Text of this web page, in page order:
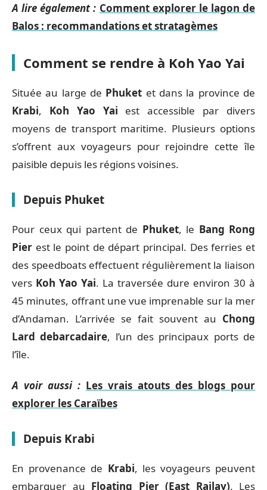
A lire également : Comment explorer le lagon de
Balos : recommandations et stratagèmes
Comment se rendre à Koh Yao Yai
Située au large de Phuket et dans la province de
Krabi, Koh Yao Yai est accessible par divers
moyens de transport maritime. Plusieurs options
s’offrent aux voyageurs pour rejoindre cette île
paisible depuis les régions voisines.
Depuis Phuket
Pour ceux qui partent de Phuket, le Bang Rong
Pier est le point de départ principal. Des ferries et
des speedboats effectuent régulièrement la liaison
vers Koh Yao Yai. La traversée dure environ 30 à
45 minutes, offrant une vue imprenable sur la mer
d’Andaman. L’arrivée se fait souvent au Chong
Lard debarcadaire, l’un des principaux ports de
l’île.
A voir aussi : Les vrais atouts des blogs pour
explorer les Caraïbes
Depuis Krabi
En provenance de Krabi, les voyageurs peuvent
embarquer au Floating Pier (East Railay). Les